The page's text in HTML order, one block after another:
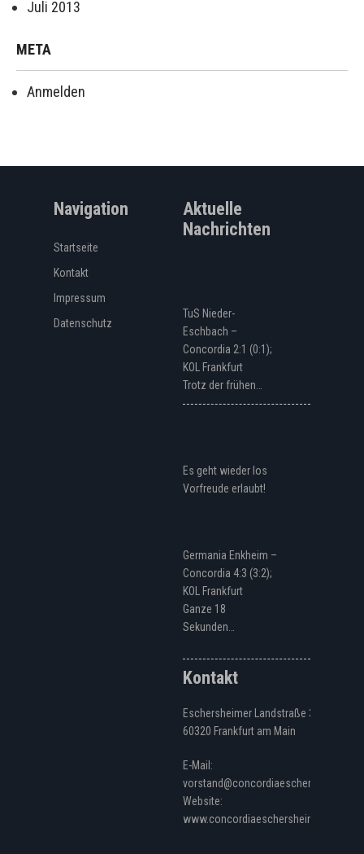
Juli 2013
META
Anmelden
Navigation
Startseite
Kontakt
Impressum
Datenschutz
Aktuelle
Nachrichten
TuS Nieder-
Eschbach –
Concordia 2:1 (0:1);
KOL Frankfurt
Trotz der frühen…
Es geht wieder los
Vorfreude erlaubt!
Germania Enkheim –
Concordia 4:3 (3:2);
KOL Frankfurt
Ganze 18
Sekunden…
Kontakt
Eschersheimer Landstraße 328
60320 Frankfurt am Main
E-Mail:
vorstand@concordiaeschersheim.de
Website:
www.concordiaeschersheim.de